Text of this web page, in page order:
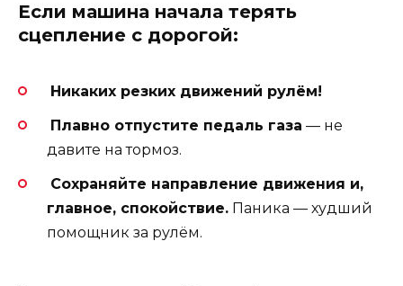
Если машина начала терять
сцепление с дорогой:
Никаких резких движений рулём!
Плавно отпустите педаль газа — не
давите на тормоз.
Сохраняйте направление движения и,
главное, спокойствие. Паника — худший
помощник за рулём.